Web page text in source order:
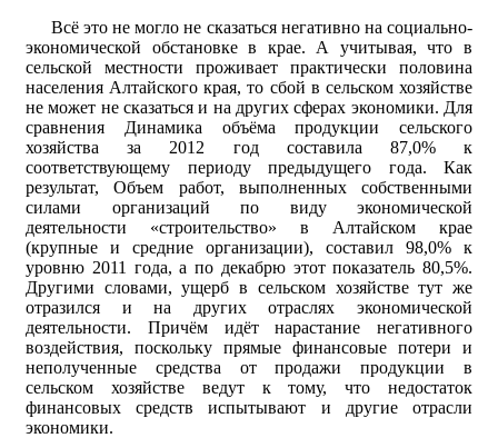
Всё это не могло не сказаться негативно на социально-
экономической обстановке в крае. А учитывая, что в
сельской местности проживает практически половина
населения Алтайского края, то сбой в сельском хозяйстве
не может не сказаться и на других сферах экономики. Для
сравнения Динамика объёма продукции сельского
хозяйства за 2012 год составила 87,0% к
соответствующему периоду предыдущего года. Как
результат, Объем работ, выполненных собственными
силами организаций по виду экономической
деятельности «строительство» в Алтайском крае
(крупные и средние организации), составил 98,0% к
уровню 2011 года, а по декабрю этот показатель 80,5%.
Другими словами, ущерб в сельском хозяйстве тут же
отразился и на других отраслях экономической
деятельности. Причём идёт нарастание негативного
воздействия, поскольку прямые финансовые потери и
неполученные средства от продажи продукции в
сельском хозяйстве ведут к тому, что недостаток
финансовых средств испытывают и другие отрасли
экономики.